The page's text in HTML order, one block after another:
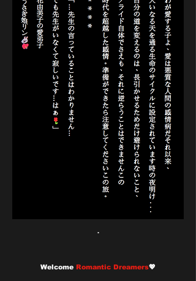
.
Welcome Romantic Dreamers💖